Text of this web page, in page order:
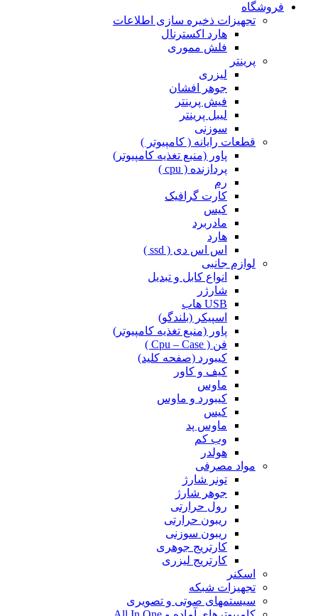
فروشگاه
تجهیزات ذخیره سازی اطلاعات
هارد اکسترنال
فلش مموری
پرینتر
لیزری
جوهر افشان
فیش پرینتر
لیبل پرینتر
سوزنی
قطعات رایانه ( کامپیوتر )
پاور (منبع تغذیه کامپیوتر)
پردازنده ( cpu )
رم
کارت گرافیک
کیس
مادربرد
هارد
اس اس دی ( ssd )
لوازم جانبی
انواع کابل و تبدیل
شارژر
USB هاب
اسپیکر (بلندگو)
پاور (منبع تغذیه کامپیوتر)
فن ( Cpu – Case )
کیبورد (صفحه کلید)
کیف و کاور
ماوس
کیبورد و ماوس
کیس
ماوس پد
وب کم
هولدر
مواد مصرفی
تونر شارژ
جوهر شارژ
رول حرارتی
ریبون حرارتی
ریبون سوزنی
کارتریج جوهری
کارتریج لیزری
اسکنر
تجهیزات شبکه
سیستمهای صوتی و تصویری